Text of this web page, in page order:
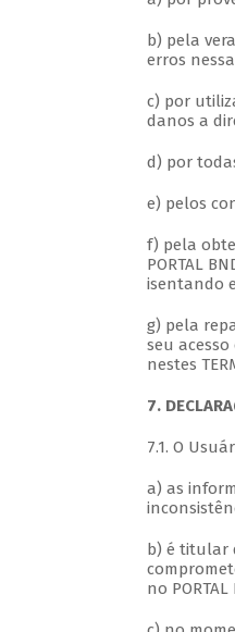
b) pela
erros
c) por
danos a
d) por
e) pelos
f) pela
PORTAL
isentando
g) pela
seu acesso
nestes
7.
7.1. O
a) as
b) é titular
no PORTAL